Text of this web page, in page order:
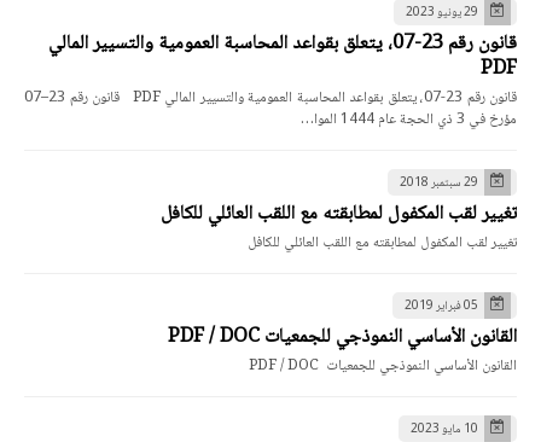
29 يونيو 2023
قانون رقم 23-07، يتعلق بقواعد المحاسبة العمومية والتسيير المالي
PDF
قانون رقم 23-07، يتعلق بقواعد المحاسبة العمومية والتسيير المالي PDF قانون رقم 23–07
مؤرخ في 3 ذي الحجة عام 1444 الموا…
29 سبتمبر 2018
تغيير لقب المكفول لمطابقته مع اللقب العائلي للكافل
تغيير لقب المكفول لمطابقته مع اللقب العائلي للكافل
05 فبراير 2019
القانون الأساسي النموذجي للجمعيات PDF / DOC
القانون الأساسي النموذجي للجمعيات PDF / DOC
10 مايو 2023